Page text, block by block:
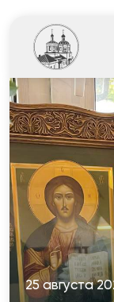
25 августа